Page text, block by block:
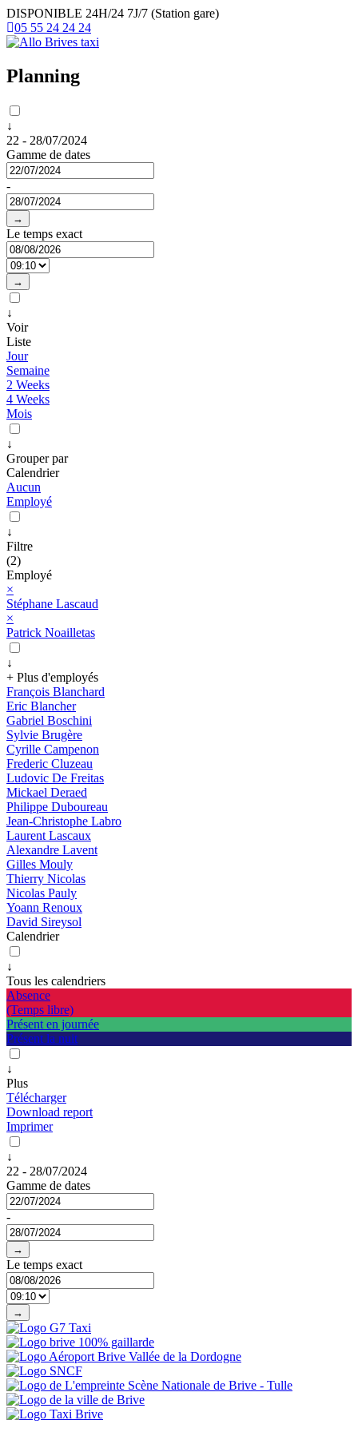
DISPONIBLE 24H/24 7J/7 (Station gare)
05 55 24 24 24
Planning
↓
22 - 28/07/2024
Gamme de dates
-
→
Le temps exact
→
↓
Voir
Liste
Jour
Semaine
2 Weeks
4 Weeks
Mois
↓
Grouper par
Calendrier
Aucun
Employé
↓
Filtre
(2)
Employé
×
Stéphane Lascaud
×
Patrick Noailletas
↓
+ Plus d'employés
François Blanchard
Eric Blancher
Gabriel Boschini
Sylvie Brugère
Cyrille Campenon
Frederic Cluzeau
Ludovic De Freitas
Mickael Deraed
Philippe Duboureau
Jean-Christophe Labro
Laurent Lascaux
Alexandre Lavent
Gilles Mouly
Thierry Nicolas
Nicolas Pauly
Yoann Renoux
David Sireysol
Calendrier
↓
Tous les calendriers
Absence
(Temps libre)
Présent en journée
Présent la nuit
↓
Plus
Télécharger
Download report
Imprimer
↓
22 - 28/07/2024
Gamme de dates
-
→
Le temps exact
→